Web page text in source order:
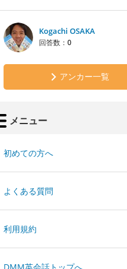
Kogachi OSAKA
回答数： 0
アンカー一覧
メニュー
初めての方へ
よくある質問
利用規約
DMM英会話トップへ